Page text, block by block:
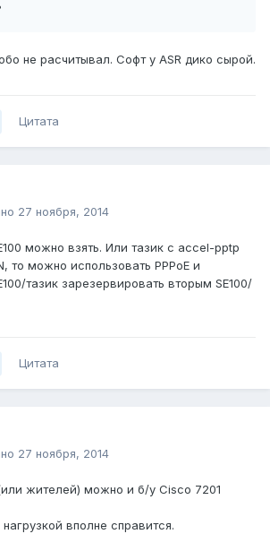
не расчитывал. Софт у ASR дико сырой.
Цитата
27 ноября, 2014
можно взять. Или тазик с accel-pptp
то можно использовать PPPoE и
тазик зарезервировать вторым SE100/
Цитата
27 ноября, 2014
жителей) можно и б/у Cisco 7201
вполне справится.